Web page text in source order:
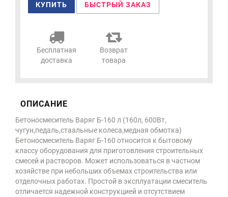
КУПИТЬ БЫСТРЫЙ ЗАКАЗ
Бесплатная
доставка
Возврат
товара
ОПИСАНИЕ
Бетоносмеситель Варяг Б-160 л (160л, 600Вт,
чугун,педаль,стаальные колеса,медная обмотка)
Бетоносмеситель Варяг Б-160 относится к бытовому
классу оборудования для приготовления строительных
смесей и растворов. Может использоваться в частном
хозяйстве при небольших объемах строительства или
отделочных работах. Простой в эксплуатации смеситель
отличается надежной конструкцией и отсутствием